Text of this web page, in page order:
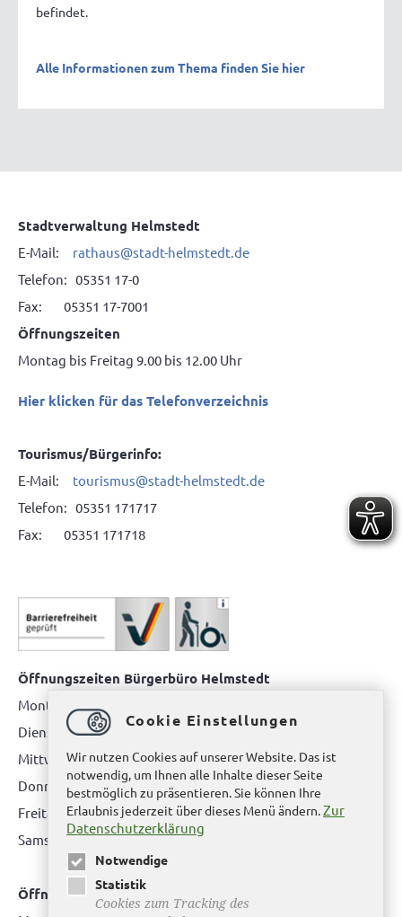
befindet.
Alle Informationen zum Thema finden Sie hier
Stadtverwaltung Helmstedt
E-Mail: rathaus@stadt-helmstedt.de
Telefon: 05351 17-0
Fax: 05351 17-7001
Öffnungszeiten
Montag bis Freitag 9.00 bis 12.00 Uhr
Hier klicken für das Telefonverzeichnis
Tourismus/Bürgerinfo:
E-Mail: tourismus@stadt-helmstedt.de
Telefon: 05351 171717
Fax: 05351 171718
Öffnungszeiten Bürgerbüro Helmstedt
Montag: 08.00 bis 12.00 Uhr
Dienstag: 08.00 bis 12.00 Uhr & 15.00 Uhr bis 17.00 Uhr
Mittwoch: nur nach Terminvereinbarung
Donnerstag: 08.00 bis 12.00 Uhr & 14.00 Uhr bis 16.00 Uhr
Freitag: nur nach Terminvereinbarung
Samstag:bitte hier klicken
Öffnungszeiten Bürgerbüro Büddenstedt
Cookie Einstellungen
Wir nutzen Cookies auf unserer Website. Das ist
notwendig, um Ihnen alle Inhalte dieser Seite
bestmöglich zu präsentieren. Sie können Ihre
Erlaubnis jederzeit über dieses Menü ändern.Zur
Datenschutzerklärung
Notwendige
Statistik
Cookies zum Tracking des